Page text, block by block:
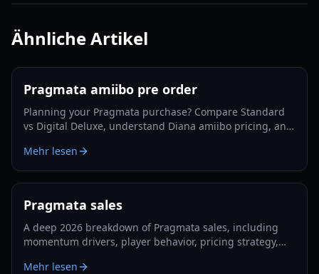
Ähnliche Artikel
Pragmata amiibo pre order
Planning your Pragmata purchase? Compare Standard
vs Digital Deluxe, understand Diana amiibo pricing, and
Mehr lesen
Pragmata sales
A deep 2026 breakdown of Pragmata sales, including
momentum drivers, player behavior, pricing strategy,
Mehr lesen